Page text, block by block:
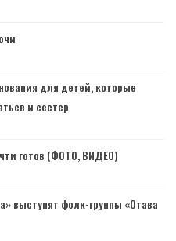
для детей, которые
и сестер
готов (ФОТО, ВИДЕО)
выступят фолк-группы «Отава